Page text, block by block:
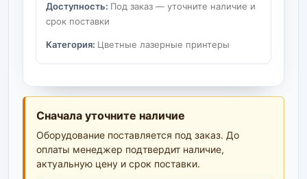
Доступность: Под заказ — уточните наличие и
срок поставки
Категория: Цветные лазерные принтеры
Сначала уточните наличие
Оборудование поставляется под заказ. До
оплаты менеджер подтвердит наличие,
актуальную цену и срок поставки.